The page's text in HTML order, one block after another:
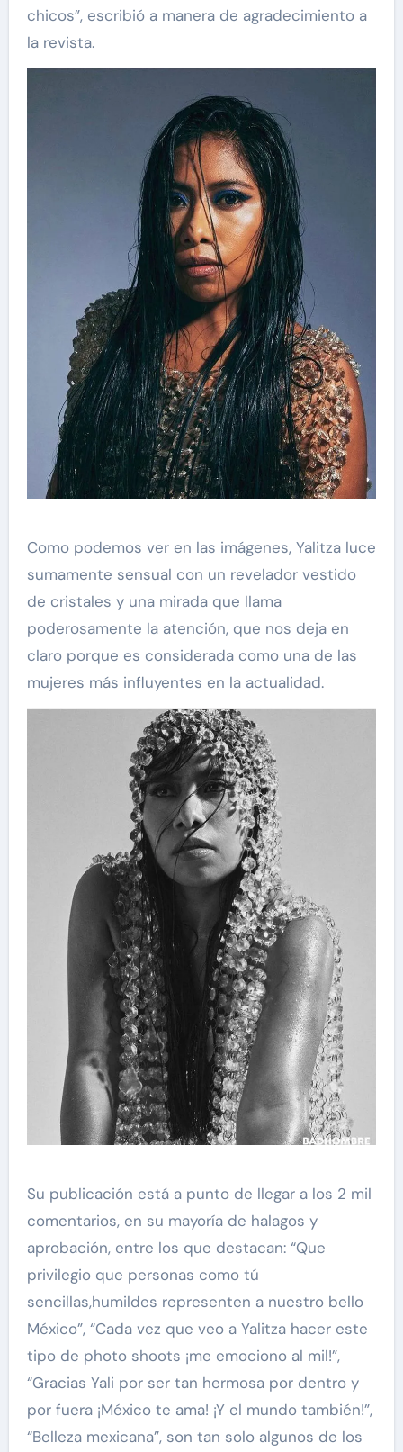
chicos”, escribió a manera de agradecimiento a
la revista.
Como podemos ver en las imágenes, Yalitza luce
sumamente sensual con un revelador vestido
de cristales y una mirada que llama
poderosamente la atención, que nos deja en
claro porque es considerada como una de las
mujeres más influyentes en la actualidad.
Su publicación está a punto de llegar a los 2 mil
comentarios, en su mayoría de halagos y
aprobación, entre los que destacan: “Que
privilegio que personas como tú
sencillas,humildes representen a nuestro bello
México”, “Cada vez que veo a Yalitza hacer este
tipo de photo shoots ¡me emociono al mil!”,
“Gracias Yali por ser tan hermosa por dentro y
por fuera ¡México te ama! ¡Y el mundo también!”,
“Belleza mexicana”, son tan solo algunos de los